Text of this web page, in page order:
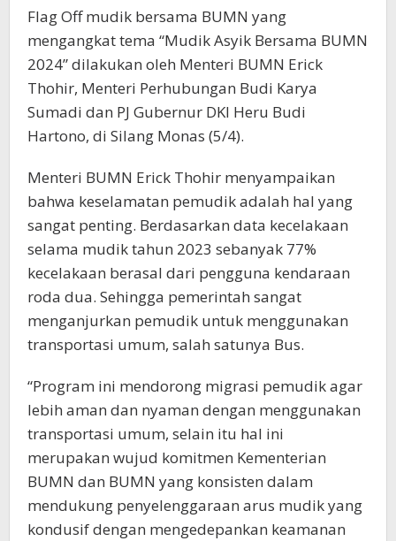
Flag Off mudik bersama BUMN yang
mengangkat tema “Mudik Asyik Bersama BUMN
2024” dilakukan oleh Menteri BUMN Erick
Thohir, Menteri Perhubungan Budi Karya
Sumadi dan PJ Gubernur DKI Heru Budi
Hartono, di Silang Monas (5/4).
Menteri BUMN Erick Thohir menyampaikan
bahwa keselamatan pemudik adalah hal yang
sangat penting. Berdasarkan data kecelakaan
selama mudik tahun 2023 sebanyak 77%
kecelakaan berasal dari pengguna kendaraan
roda dua. Sehingga pemerintah sangat
menganjurkan pemudik untuk menggunakan
transportasi umum, salah satunya Bus.
“Program ini mendorong migrasi pemudik agar
lebih aman dan nyaman dengan menggunakan
transportasi umum, selain itu hal ini
merupakan wujud komitmen Kementerian
BUMN dan BUMN yang konsisten dalam
mendukung penyelenggaraan arus mudik yang
kondusif dengan mengedepankan keamanan